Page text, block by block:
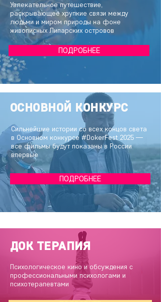
Увлекательное путешествие,
раскрывающее хрупкие связи между
людьми и миром природы на фоне
живописных Липарских островов
ПОДРОБНЕЕ
ОСНОВНОЙ КОНКУРС
Сильнейшие истории со всех концов света
в Основном конкурсе#DokerFest 2025 —
все фильмы будут показаны в России
впервые
ПОДРОБНЕЕ
ДОК ТЕРАПИЯ
Психологическое кино и обсуждения с
профессиональными психологами и
психотерапевтами